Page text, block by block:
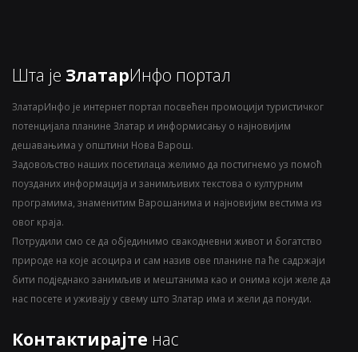
Шта је ЗлатарИнфо портал
ЗлатарИнфо је интернет портал посвећен промоцији туристичког
потенцијала планине Златар и информисању о најновијим
дешавањима у општини Нова Варош.
Задовољство наших посетилаца желимо да постигнемо уз помоћ
поузданих информација и занимљивих текстова о културним
програмима, знаменитим Варошанима и најновијим вестима из
овог краја.
Потрудили смо се да објединимо свакодневни живот и богатство
природе на које асоцира и сам назив ове планине па ће садржаји
бити подједнако занимљив и мештанима као и онима који желе да
нас посете и уживају у свему што Златар има и жели да понуди.
Контактирајте нас